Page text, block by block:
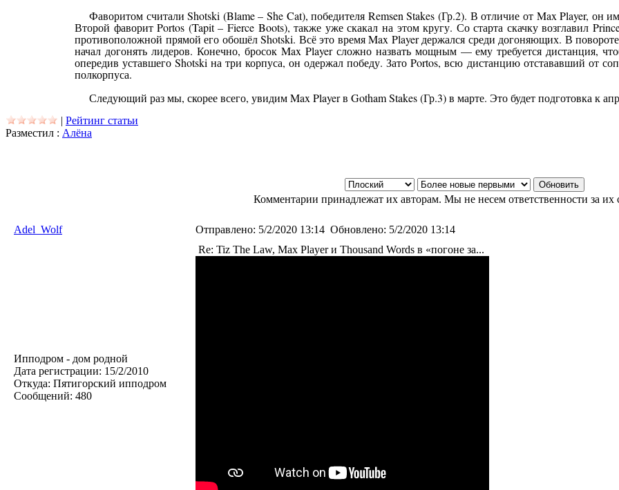
Фаворитом считали Shotski (Blame – She Cat), победителя Remsen Stakes (Гр.2). В отличие от Max Player,
Второй фаворит Portos (Tapit – Fierce Boots), также уже скакал на этом кругу. Со старта скачку возглавил
противоположной прямой его обошёл Shotski. Всё это время Max Player держался среди догоняющих. В
начал догонять лидеров. Конечно, бросок Max Player сложно назвать мощным — ему требуется дистанция,
опередив уставшего Shotski на три корпуса, он одержал победу. Зато Portos, всю дистанцию отстававший от
полкорпуса.
Следующий раз мы, скорее всего, увидим Max Player в Gotham Stakes (Гр.3) в марте. Это будет подготовка к
| Рейтинг статьи
Разместил : Алёна
Комментарии принадлежат их авторам. Мы не несем ответственности за их
Adel_Wolf Отправлено: 5/2/2020 13:14 Обновлено: 5/2/2020 13:14
Ипподром - дом родной
Дата регистрации: 15/2/2010
Откуда: Пятигорский ипподром
Сообщений: 480
Re: Tiz The Law, Max Player и Thousand Words в «погоне за...